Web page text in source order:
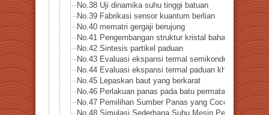
No.38 Uji dinamika suhu tinggi batuan
No.39 Fabrikasi sensor kuantum berlian
No.40 mematri gergaji berujung
No.41 Pengembangan struktur kristal bahan magnetik
No.42 Sintesis partikel paduan
No.43 Evaluasi ekspansi termal semikonduktor
No.44 Evaluasi ekspansi termal paduan khusus
No.45 Lepaskan baut yang berkarat
No.46 Perlakuan panas pada batu permata
No.47 Pemilihan Sumber Panas yang Cocok untuk